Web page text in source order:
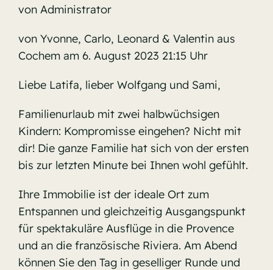
von Administrator
von Yvonne, Carlo, Leonard & Valentin aus
Cochem am 6. August 2023 21:15 Uhr
Liebe Latifa, lieber Wolfgang und Sami,
Familienurlaub mit zwei halbwüchsigen
Kindern: Kompromisse eingehen? Nicht mit
dir! Die ganze Familie hat sich von der ersten
bis zur letzten Minute bei Ihnen wohl gefühlt.
Ihre Immobilie ist der ideale Ort zum
Entspannen und gleichzeitig Ausgangspunkt
für spektakuläre Ausflüge in die Provence
und an die französische Riviera. Am Abend
können Sie den Tag in geselliger Runde und